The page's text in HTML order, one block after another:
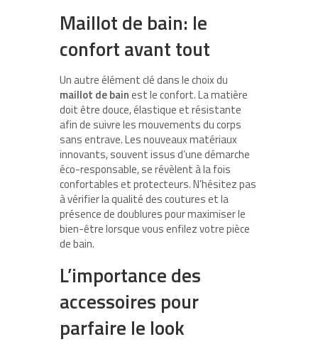
Maillot de bain: le
confort avant tout
Un autre élément clé dans le choix du
maillot de bainest le confort. La matière
doit être douce, élastique et résistante
afin de suivre les mouvements du corps
sans entrave. Les nouveaux matériaux
innovants, souvent issus d’une démarche
éco-responsable, se révèlent à la fois
confortables et protecteurs. N’hésitez pas
à vérifier la qualité des coutures et la
présence de doublures pour maximiser le
bien-être lorsque vous enfilez votre pièce
de bain.
L’importance des
accessoires pour
parfaire le look